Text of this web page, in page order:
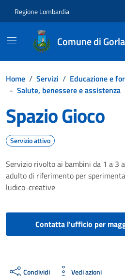
Regione Lombardia
Comune di
Home / Servizi / Educazione e
- Salute, benessere e assistenza
Spazio Gioco
Servizio attivo
Servizio rivolto ai bambini da 1 a 3
adulto di riferimento per
ludico-creative
Contatta l'ufficio per
Condividi Vedi azioni